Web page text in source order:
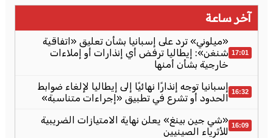
آخر ساعة
17:01
«ميلوني» ترد على إسبانيا بشأن تعليق «اتفاقية
شنغن»: إيطاليا ترفض أي إنذارات أو إملاءات
خارجية بشأن أمنها
16:32 إسبانيا توجه إنذارًا نهائيًا إلى إيطاليا لإلغاء ضوابط
الحدود أو تشرع في تطبيق «إجراءات متناسبة»
16:09 «شي جين بينغ» يعلن نهاية الامتيازات الضريبية
للأثرياء الصينيين